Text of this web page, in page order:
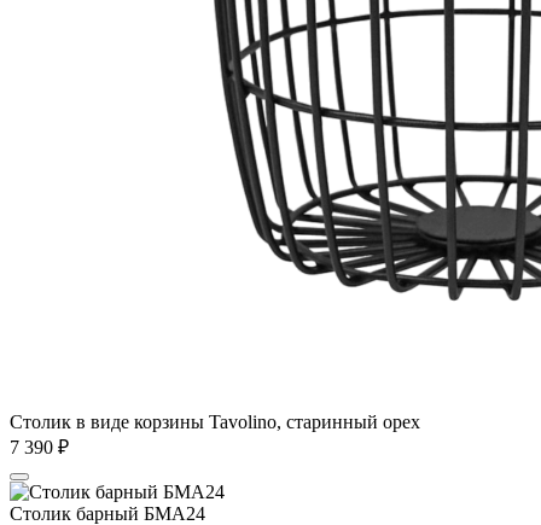
Столик в виде корзины Tavolino, старинный орех
7 390 ₽
Столик барный БМА24